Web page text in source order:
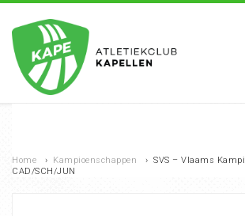
Home › Kampioenschappen › SVS – Vlaams
CAD/SCH/JUN